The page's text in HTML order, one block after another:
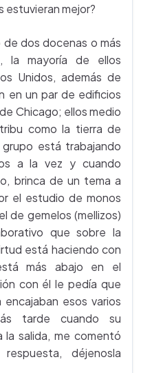
estuvieran mejor?
de dos docenas o más
la mayoría de ellos
Unidos, además de
en un par de edificios
Chicago; ellos medio
como la tierra de
grupo está trabajando
a la vez y cuando
brinca de un tema a
el estudio de monos
de gemelos (mellizos)
que sobre la
está haciendo con
más abajo en el
con él le pedía que
esos varios
tarde cuando su
salida, me comentó
déjenosla